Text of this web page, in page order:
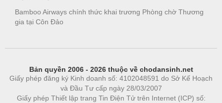
Bamboo Airways chính thức khai trương Phòng chờ Thương
gia tại Côn Đảo
Bản quyền 2006 - 2026 thuộc về chodansinh.net
Giấy phép đăng ký Kinh doanh số: 4102048591 do Sở Kế Hoạch
và Đầu Tư cấp ngày 28/03/2007
Giấy phép Thiết lập trang Tin Điện Tử trên Internet (ICP) số: